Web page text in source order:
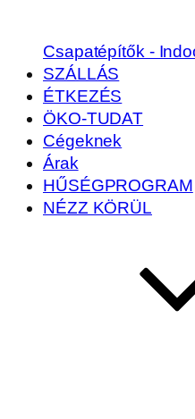
Csapatépítők -
SZÁLLÁS
ÉTKEZÉS
ÖKO-TUDAT
Cégeknek
Árak
HŰSÉGPROGRAM
NÉZZ KÖRÜL